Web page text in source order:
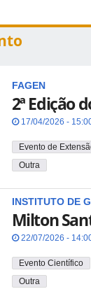
FAGEN
2ª Edição
17/04/2026 -
Evento de
Outra
INSTITUTO DE
Milton
22/07/2026 -
Evento Científico
Outra